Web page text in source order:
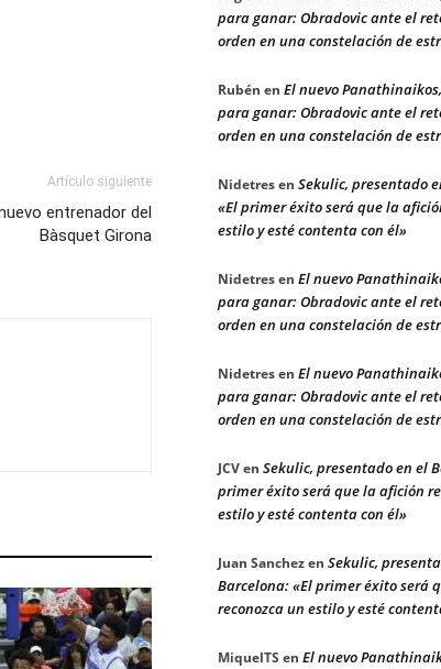
Artículo siguiente
entrenador del
Bàsquet Girona
para ganar: Obradovic ante el
orden en una constelación de
Rubén en El nuevo
para ganar: Obradovic ante el
orden en una constelación de
Nidetresen Sekulic, presentado
«El primer éxito será que la
estilo y esté contenta con él»
Nidetresen El nuevo
para ganar: Obradovic ante el
orden en una constelación de
Nidetresen El nuevo
para ganar: Obradovic ante el
orden en una constelación de
JCVen Sekulic, presentado en el
primer éxito será que la afición
estilo y esté contenta con él»
Juan Sanchezen Sekulic,
Barcelona: «El primer éxito será
reconozca un estilo y esté
MiquelTS en El nuevo